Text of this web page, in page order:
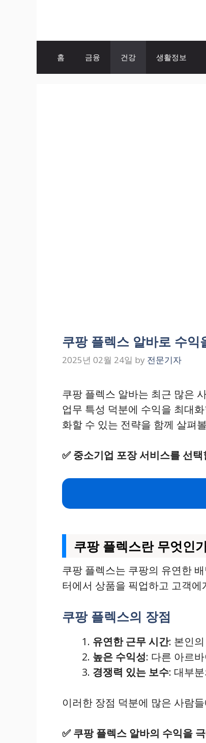
content
홈 금융 건강 생활정보
쿠팡 플렉스 알바로 수익
2025년 02월 24일 by 전문기자
쿠팡 플렉스 알바는 최근 많은
업무 특성 덕분에 수익을 최대
화할 수 있는 전략을 함께 살펴
✅ 중소기업 포장 서비스를 선
쿠팡 플렉스란 무엇인
쿠팡 플렉스는 쿠팡의 유연한
터에서 상품을 픽업하고 고객
쿠팡 플렉스의 장점
유연한 근무 시간: 본인
높은 수익성: 다른 아르
경쟁력 있는 보수: 대부
이러한 장점 덕분에 많은 사람
✅ 쿠팡 플렉스 알바의 수익을